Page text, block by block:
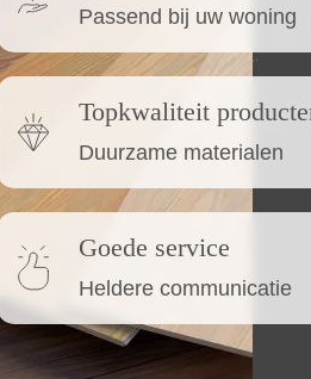
Passend bij uw woning
Topkwaliteit
Duurzame materialen
Goede service
Heldere communicatie